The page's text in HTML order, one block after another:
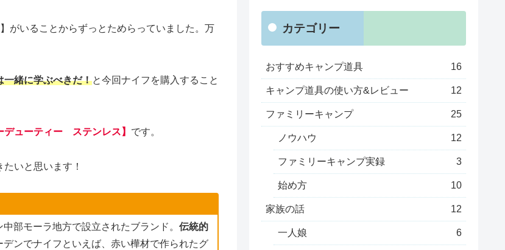
がいることからずっとためらっていました。万
一緒に学ぶべきだ！と今回ナイフを購入すること
ューティー ステンレス】 です。
いと思います！
部モーラ地方で設立されたブランド。 伝統的
ンでナイフといえば、赤い樺材で作られたグ
カテゴリー
おすすめキャンプ道具 16
キャンプ道具の使い方&レビュー 12
ファミリーキャンプ 25
ノウハウ 12
ファミリーキャンプ実録 3
始め方 10
家族の話 12
一人娘 6